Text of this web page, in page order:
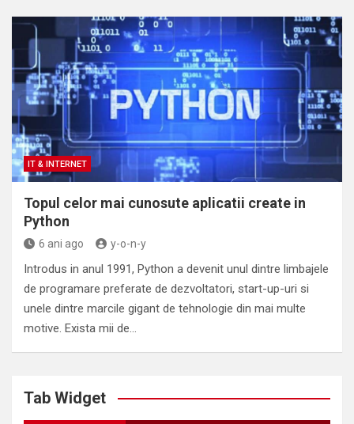
IT & INTERNET
Topul celor mai cunosute aplicatii create in
Python
6 ani ago y-o-n-y
Introdus in anul 1991, Python a devenit unul dintre limbajele
de programare preferate de dezvoltatori, start-up-uri si
unele dintre marcile gigant de tehnologie din mai multe
motive. Exista mii de…
Tab Widget